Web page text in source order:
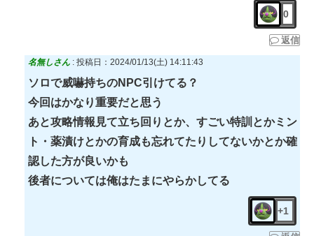
0
返信
名無しさん : 投稿日：2024/01/13(土) 14:11:43
ソロで威嚇持ちのNPC引けてる？
今回はかなり重要だと思う
あと攻略情報見て立ち回りとか、すごい特訓とかミン
ト・薬漬けとかの育成も忘れてたりしてないかとか確
認した方が良いかも
後者については俺はたまにやらかしてる
+1